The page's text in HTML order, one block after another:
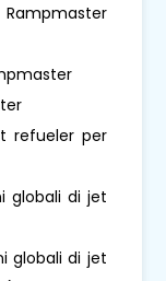
refueler per
globali di jet
globali di jet